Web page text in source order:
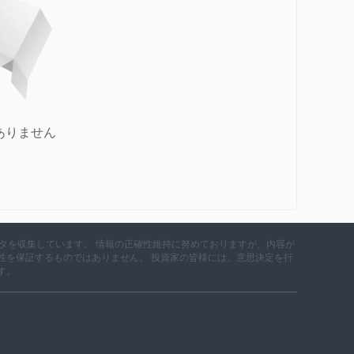
りません
収集しています。 情報の正確性維持に努めておりますが、内容が
保証するものではありません。 投資家の皆様には、意思決定を行